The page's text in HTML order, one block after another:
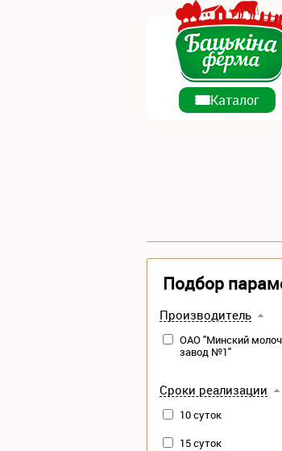
Каталог
Подбор
Производитель
ОАО "Минский
завод №1"
Сроки реализации
10 суток
15 суток